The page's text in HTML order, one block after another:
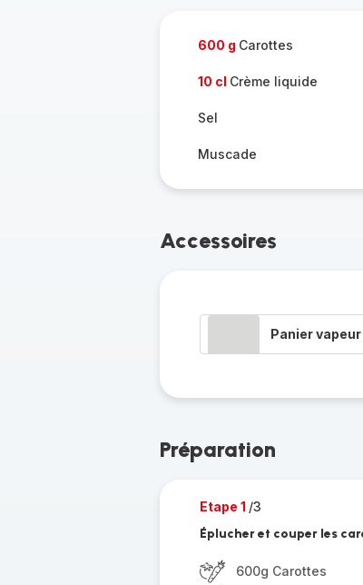
600 g Carottes
10 cl Crème liquide
Sel
Muscade
Accessoires
Panier vapeur
Préparation
Etape 1 /3
Éplucher et couper les
600g Carottes